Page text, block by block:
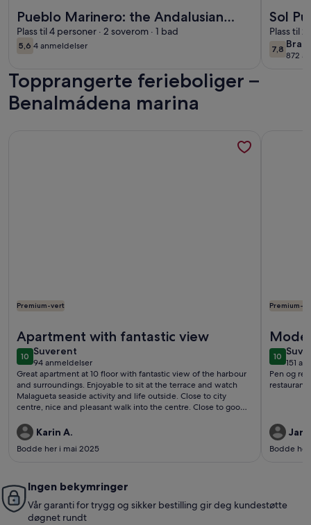
Pueblo Marinero: the Andalusian
Venice
Plass til 4 personer · 2 soverom · 1 bad
5,65,6 av 10
4 anmeldelser
(4
Sol
Plass til
7,87,8 av 10
Bra
bra
872
(872
Topprangerte ferieboliger –
Benalmádena marina
Premium-vert
Apartment with fantastic view
1010 av 10
Suverent
suverent
94 anmeldelser
(94
anmeldelser)
Great apartment at 10 floor with fantastic view of the harbour
and surroundings. Enjoyable to sit at the terrace and watch
Malagueta seaside activity and life outside. Close to city
centre, nice and pleasant walk into the centre. Close to good
communicate with and fast to respond at requests. I will come
back.
Karin A.
Bodde her i mai 2025
Mer informasjon om Susana - Feriehus i Malaga
Premium-
1010 av 10
151
(151
Pen og
Jan
Bodde
Ingen bekymringer
Vår garanti for trygg og sikker bestilling gir deg kundestøtte
døgnet rundt